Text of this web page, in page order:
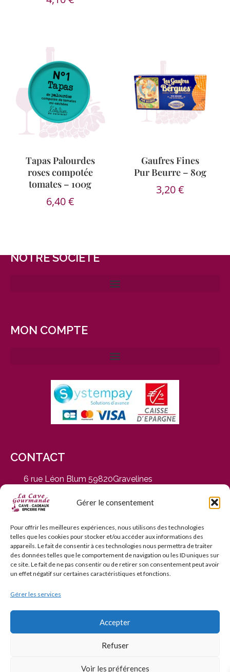
Gérer le consentement
Pour offrir les meilleures expériences, nous utilisons des technologies
telles que les cookies pour stocker et/ou accéder aux informations des
appareils. Le fait de consentir à ces technologies nous permettra de traiter
des données telles que le comportement de navigation ou les ID uniques sur
ce site. Le fait de ne pas consentir ou de retirer son consentement peut avoir
un effet négatif sur certaines caractéristiques et fonctions.
Gérer les services
Accepter
Refuser
Voir les préférences
Tapas Palourdes
roses compotée
tomates – 100g
6,40€
Gaufres Fines
Pur Beurre – 80g
3,20€
NOTRE SOCIÉTÉ
MON COMPTE
CONTACT
6 rue Léon Blum 59820Gravelines
du Mardi au Samedi, de 9h30 à 12h30 et de 14h30 à
19h
03 28 65 01 92
contact@cavegourmande.fr
www.cavegourmande.fr
L’ABUS D’ALCOOL EST DANGEREUX POUR LA SANTÉ — À
CONSOMMER AVEC MODÉRATION — INTERDICTION DE
VENTE AUX MINEURS DE MOINS DE 18 ANS
© 2006–2026 La Cave Gourmande. Tous droits réservés.